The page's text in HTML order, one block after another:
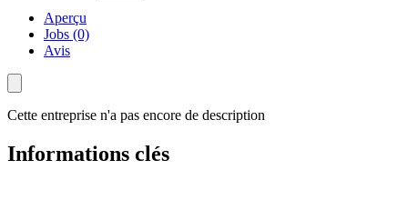
Aperçu
Jobs (0)
Avis
Cette entreprise n'a pas encore de description
Informations clés